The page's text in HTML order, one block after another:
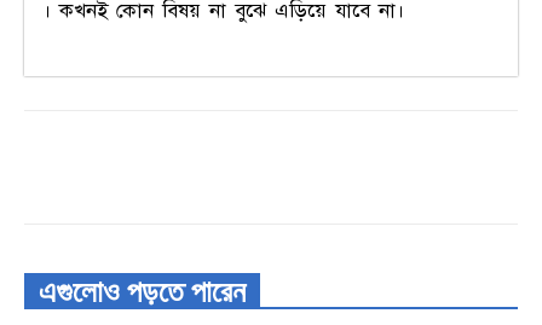
। কখনই কোন বিষয় না বুঝে এড়িয়ে যাবে না।
এগুলোও পড়তে পারেন